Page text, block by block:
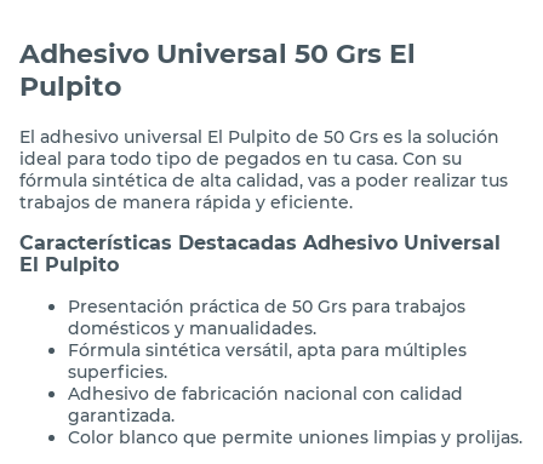
Adhesivo Universal 50 Grs El
Pulpito
El adhesivo universal El Pulpito de 50 Grs es la solución
ideal para todo tipo de pegados en tu casa. Con su
fórmula sintética de alta calidad, vas a poder realizar tus
trabajos de manera rápida y eficiente.
Características Destacadas Adhesivo Universal
El Pulpito
Presentación práctica de 50 Grs para trabajos
domésticos y manualidades.
Fórmula sintética versátil, apta para múltiples
superficies.
Adhesivo de fabricación nacional con calidad
garantizada.
Color blanco que permite uniones limpias y prolijas.